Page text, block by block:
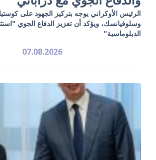
الرئيس الأوكراني يوجه بتركيز الجهود على
وسلوفيانسك، ويؤكد أن تعزيز الدفاع الجوي
الدبلوماسية"
07.08.2026